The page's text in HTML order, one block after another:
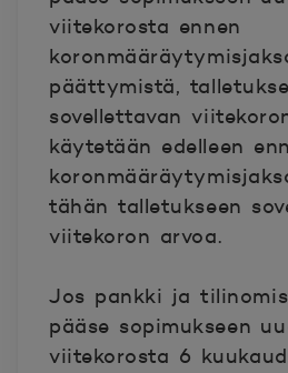
viitekorosta ennen
päättymistä,
sovellettavan
käytetään edelleen
tähän talletukseen
viitekoron arvoa.
Jos pankki ja
pääse sopimukseen
viitekorosta 6